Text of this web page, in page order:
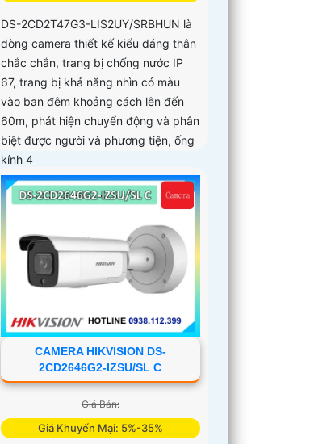
DS-2CD2T47G3-LIS2UY/SRBHUN là
dòng camera thiết kế kiểu dáng thân
chắc chắn, trang bị chống nước IP
67, trang bị khả năng nhìn có màu
vào ban đêm khoảng cách lên đến
60m, phát hiện chuyển động và phân
biệt được người và phương tiện, ống
kính 4
CAMERA HIKVISION DS-
2CD2646G2-IZSU/SL C
Giá Bán:
Giá Khuyến Mại: 5%-35%